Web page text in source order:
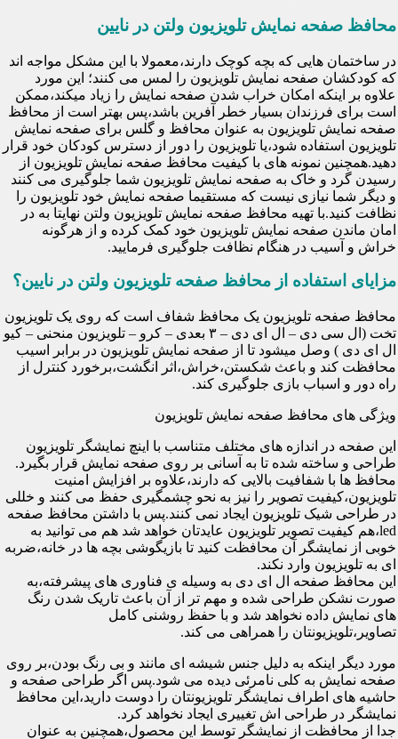
محافظ صفحه نمایش تلویزیون ولتن در نایین
در ساختمان هایی که بچه کوچک دارند،معمولا با این مشکل مواجه اند
که کودکشان صفحه نمایش تلویزیون را لمس می کنند؛ این مورد
علاوه بر اینکه امکان خراب شدن صفحه نمایش را زیاد میکند،ممکن
است برای فرزندان بسیار خطر آفرین باشد،پس بهتر است از محافظ
صفحه نمایش تلویزیون به عنوان محافظ و گلس برای صفحه نمایش
تلویزیون استفاده شود،یا تلویزیون را دور از دسترس کودکان خود قرار
دهید.همچنین نمونه های با کیفیت محافظ صفحه نمایش تلویزیون از
رسیدن گرد و خاک به صفحه نمایش تلویزیون شما جلوگیری می کنند
و دیگر شما نیازی نیست که مستقیما صفحه نمایش خود تلویزیون را
نظافت کنید.با تهیه محافظ صفحه نمایش تلویزیون ولتن نهایتا به در
امان ماندن صفحه نمایش تلویزیون خود کمک کرده و از هرگونه
خراش و آسیب در هنگام نظافت جلوگیری فرمایید.
مزایای استفاده از محافظ صفحه تلویزیون ولتن در نایین؟
محافظ صفحه تلویزیون یک محافظ شفاف است که روی یک تلویزیون
تخت (ال سی دی – ال ای دی – ۳ بعدی – کرو – تلویزیون منحنی – کیو
ال ای دی ) وصل میشود تا از صفحه نمایش تلویزیون در برابر اسیب
محافظت کند و باعث شکستن،خراش،اثر انگشت،برخورد کنترل از
راه دور و اسباب بازی جلوگیری کند.
ویژگی های محافظ صفحه نمایش تلویزیون
این صفحه در اندازه های مختلف متناسب با اینچ نمایشگر تلویزیون
طراحی و ساخته شده تا به آسانی بر روی صفحه نمایش قرار بگیرد.
محافظ ها با شفافیت بالایی که دارند،علاوه بر افزایش امنیت
تلویزیون،کیفیت تصویر را نیز به نحو چشمگیری حفظ می کنند و خللی
در طراحی شیک تلویزیون ایجاد نمی کنند.پس با داشتن محافظ صفحه
led،هم کیفیت تصویر تلویزیون عایدتان خواهد شد هم می توانید به
خوبی از نمایشگر آن محافظت کنید تا بازیگوشی بچه ها در خانه،ضربه
ای به تلویزیون وارد نکند.
این محافظ صفحه ال ای دی به وسیله ی فناوری های پیشرفته،به
صورت نشکن طراحی شده و مهم تر از آن باعث تاریک شدن رنگ
های نمایش داده نخواهد شد و با حفظ روشنی کامل
تصاویر،تلویزیونتان را همراهی می کند.
مورد دیگر اینکه به دلیل جنس شیشه ای مانند و بی رنگ بودن،بر روی
صفحه نمایش به کلی نامرئی دیده می شود.پس اگر طراحی صفحه و
حاشیه های اطراف نمایشگر تلویزیونتان را دوست دارید،این محافظ
نمایشگر در طراحی اش تغییری ایجاد نخواهد کرد.
جدا از محافظت از نمایشگر توسط این محصول،همچنین به عنوان